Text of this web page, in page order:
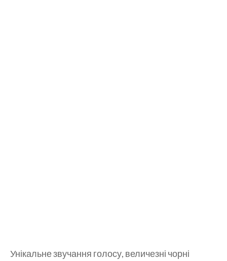
Унікальне звучання голосу, величезні чорні